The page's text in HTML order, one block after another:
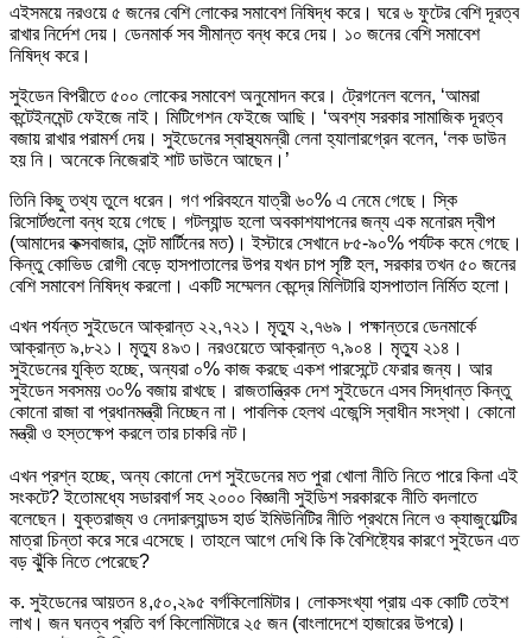
এইসময়ে নরওয়ে ৫ জনের বেশি লোকের সমাবেশ নিষিদ্ধ করে। ঘরে ৬ ফুটের বেশি দূরত্ব
রাখার নির্দেশ দেয়। ডেনমার্ক সব সীমান্ত বন্ধ করে দেয়। ১০ জনের বেশি সমাবেশ
নিষিদ্ধ করে।
সুইডেন বিপরীতে ৫০০ লোকের সমাবেশ অনুমোদন করে। ট্রেগনেল বলেন, ‘আমরা
কন্টেইনমেন্ট ফেইজে নাই। মিটিগেশন ফেইজে আছি। ‘অবশ্য সরকার সামাজিক দূরত্ব
বজায় রাখার পরামর্শ দেয়। সুইডেনের স্বাস্থ্যমন্রী লেনা হ্যালারগ্রেন বলেন, ‘লক ডাউন
হয় নি। অনেকে নিজেরাই শাট ডাউনে আছেন।’
তিনি কিছু তথ্য তুলে ধরেন। গণ পরিবহনে যাত্রী ৬০% এ নেমে গেছে। স্কি
রিসোর্টগুলো বন্ধ হয়ে গেছে। গটল্যান্ড হলো অবকাশযাপনের জন্য এক মনোরম দ্বীপ
(আমাদের কক্সবাজার, সেন্ট মার্টিনের মত)। ইস্টারে সেখানে ৮৫-৯০% পর্যটক কমে গেছে।
কিন্তু কোভিড রোগী বেড়ে হাসপাতালের উপর যখন চাপ সৃষ্টি হল, সরকার তখন ৫০ জনের
বেশি সমাবেশ নিষিদ্ধ করলো। একটি সম্মেলন কেন্দ্রে মিলিটারি হাসপাতাল নির্মিত হলো।
এখন পর্যন্ত সুইডেনে আক্রান্ত ২২,৭২১। মৃত্যু ২,৭৬৯। পক্ষান্তরে ডেনমার্কে
আক্রান্ত ৯,৮২১। মৃত্যু ৪৯৩। নরওয়েতে আক্রান্ত ৭,৯০৪। মৃত্যু ২১৪।
সুইডেনের যুক্তি হচ্ছে, অন্যরা ০% কাজ করছে একশ পারসেন্টে ফেরার জন্য। আর
সুইডেন সবসময় ৩০% বজায় রাখছে। রাজতান্ত্রিক দেশ সুইডেনে এসব সিদ্ধান্ত কিন্তু
কোনো রাজা বা প্রধানমন্ত্রী নিচ্ছেন না। পাবলিক হেলথ এজেন্সি স্বাধীন সংস্থা। কোনো
মন্ত্রী ও হস্তক্ষেপ করলে তার চাকরি নট।
এখন প্রশ্ন হচ্ছে, অন্য কোনো দেশ সুইডেনের মত পুরা খোলা নীতি নিতে পারে কিনা এই
সংকটে? ইতোমধ্যে সডারবার্গ সহ ২০০০ বিজ্ঞানী সুইডিশ সরকারকে নীতি বদলাতে
বলেছেন। যুক্তরাজ্য ও নেদারল্যান্ডস হার্ড ইমিউনিটির নীতি প্রথমে নিলে ও ক্যাজুয়েল্টির
মাত্রা চিন্তা করে সরে এসেছে। তাহলে আগে দেখি কি কি বৈশিষ্ট্যের কারণে সুইডেন এত
বড় ঝু্ঁকি নিতে পেরেছে?
ক. সুইডেনের আয়তন ৪,৫০,২৯৫ বর্গকিলোমিটার। লোকসংখ্যা প্রায় এক কোটি তেইশ
লাখ। জন ঘনত্ব প্রতি বর্গ কিলোমিটারে ২৫ জন (বাংলাদেশে হাজারের উপরে)।